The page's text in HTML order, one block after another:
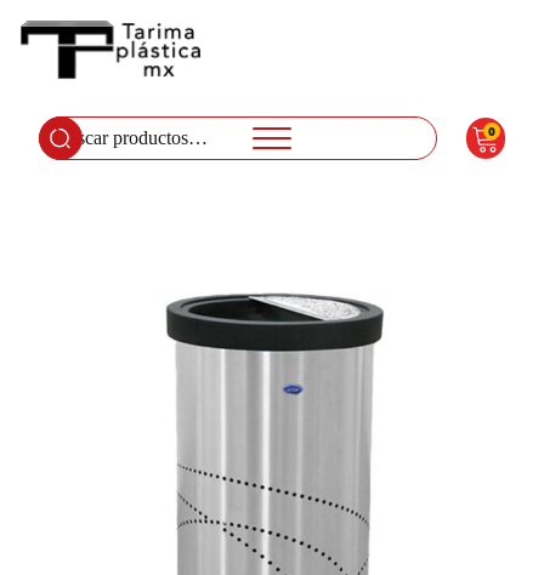
Buscar
por:
0